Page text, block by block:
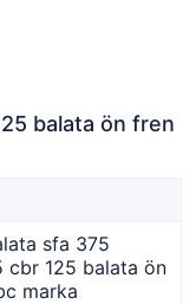
balata ön fren
sfa 375
cbr 125 balata ön
marka